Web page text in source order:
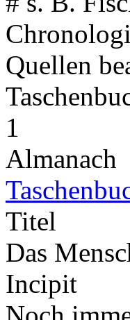
Quellen
1
Almanach
Titel
Das
Incipit